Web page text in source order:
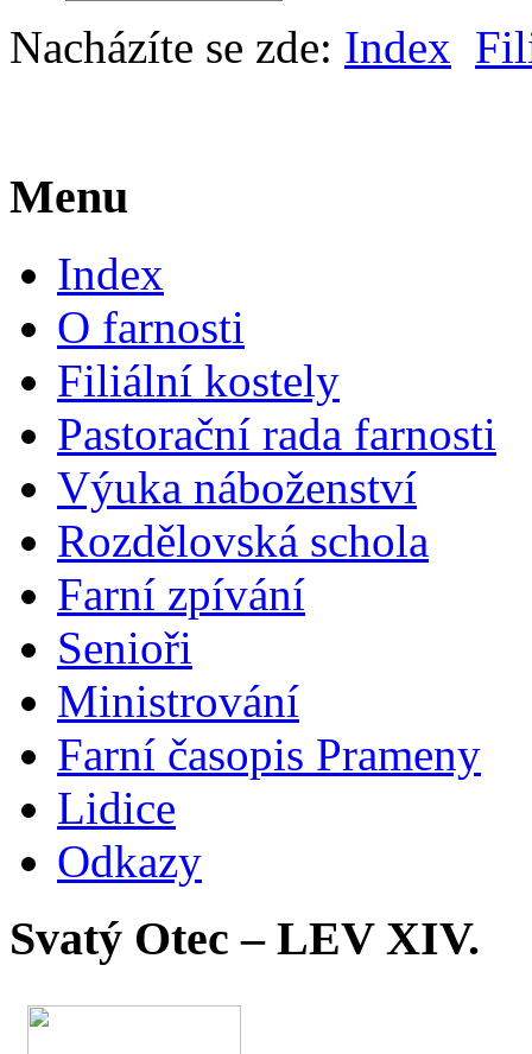
Nacházíte se zde: Index
Menu
Index
O farnosti
Filiální kostely
Pastorační rada farnosti
Výuka náboženství
Rozdělovská schola
Farní zpívání
Senioři
Ministrování
Farní časopis Prameny
Lidice
Odkazy
Svatý Otec – LEV XIV.